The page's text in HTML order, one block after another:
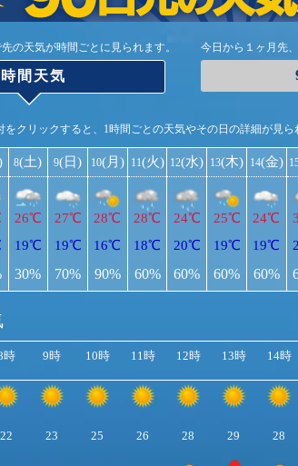
の天気が時間ごとに見られます。
間天気
今日から１ヶ月先
をクリックすると、1時間ごとの天気やその日の詳細が見ら
8(土)
26℃
19℃
30%
9(日)
27℃
19℃
70%
10(月)
28℃
16℃
90%
11(火)
28℃
18℃
60%
12(水)
24℃
20℃
60%
13(木)
25℃
19℃
60%
14(金)
24℃
19℃
60%
時 9時 10時 11時 12時 13時 14時
22 23 25 26 28 29 28